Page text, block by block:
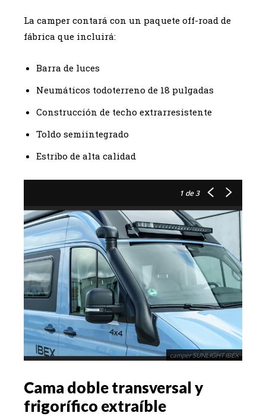
La camper contará con un paquete off-road de
fábrica que incluirá:
Barra de luces
Neumáticos todoterreno de 18 pulgadas
Construcción de techo extrarresistente
Toldo semiintegrado
Estribo de alta calidad
1 de 3
camper SUNLIGHT IBEX
Cama doble transversal y
frigorífico extraíble